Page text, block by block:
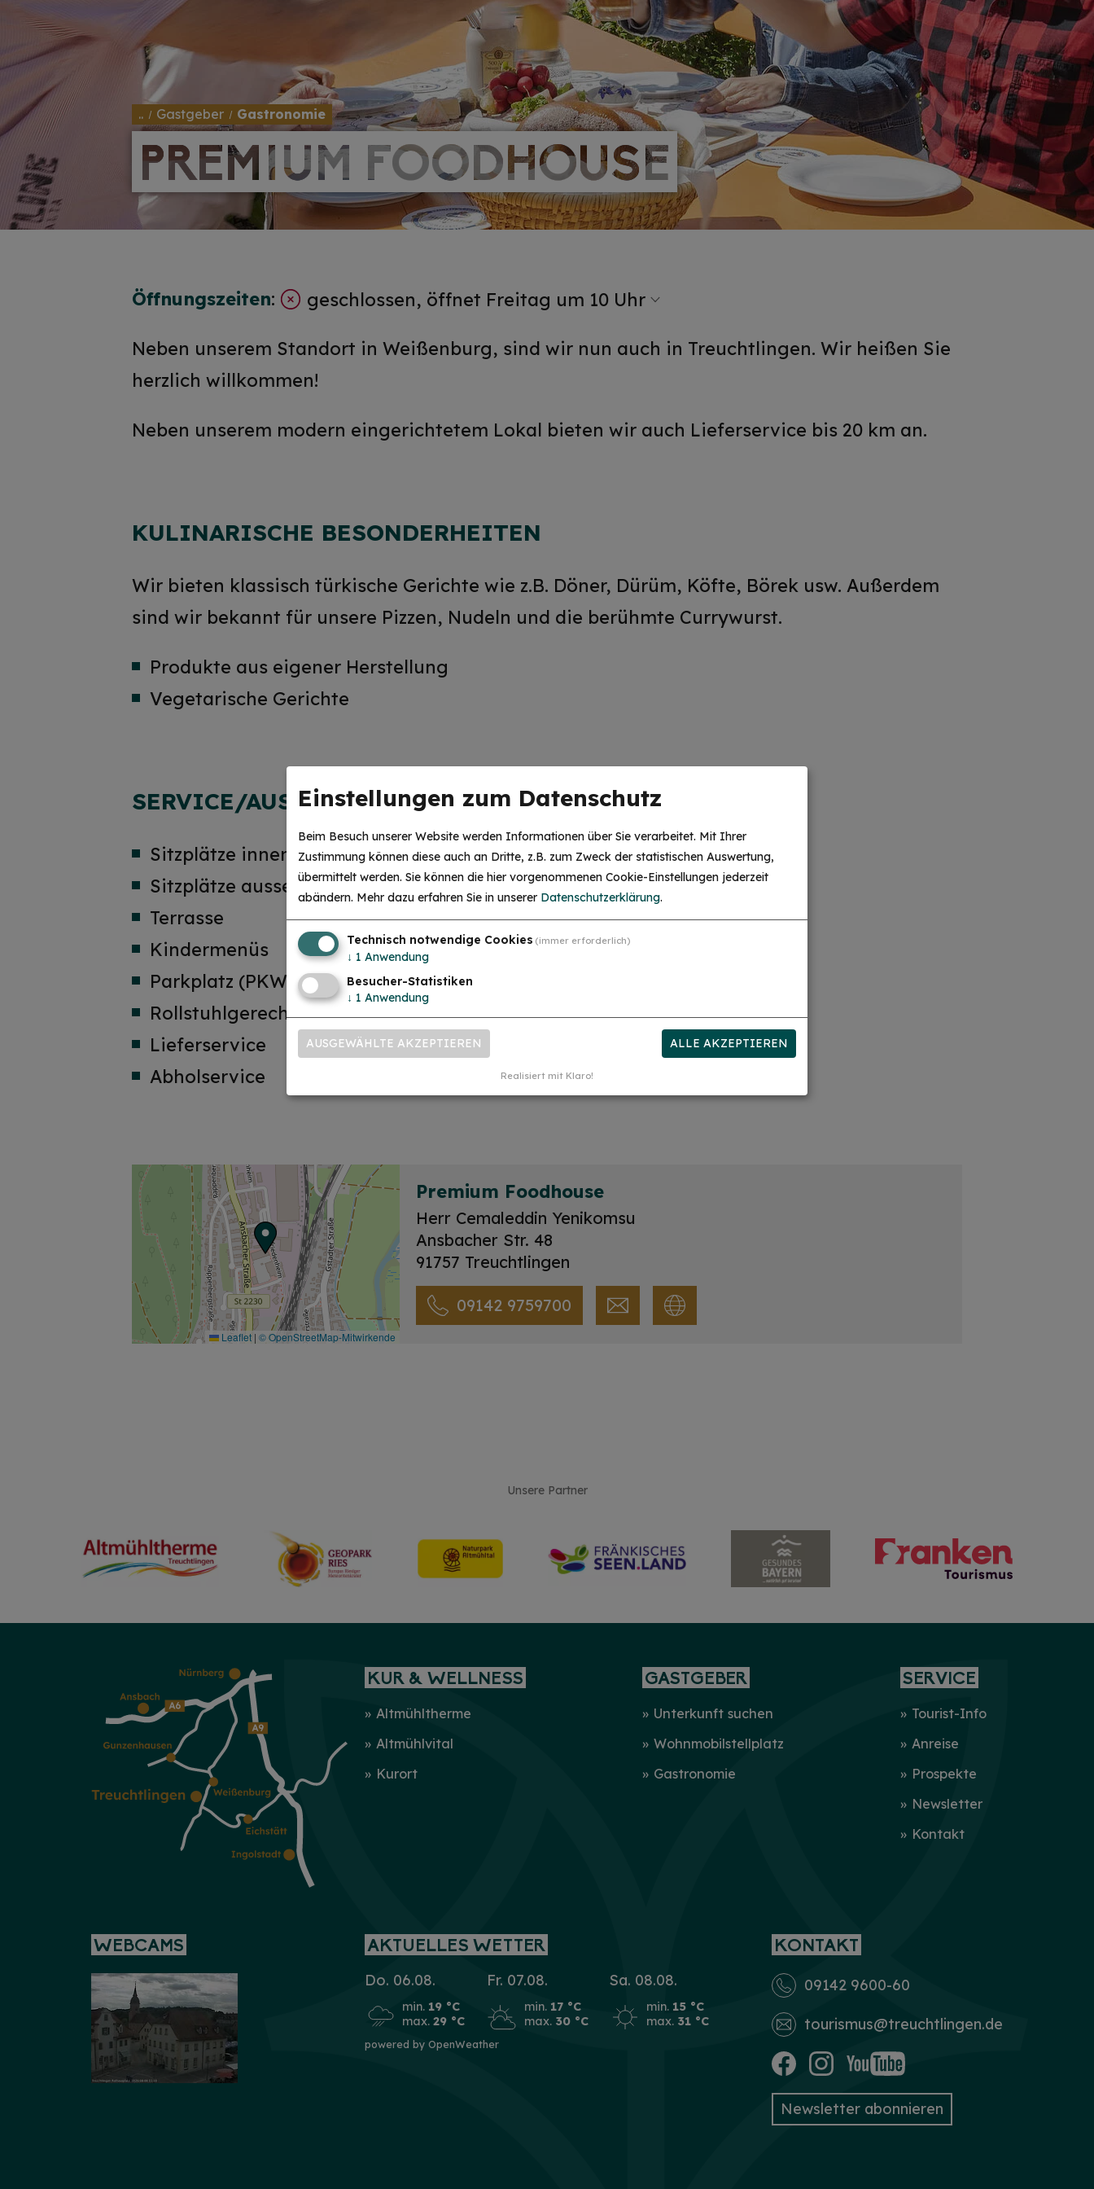
.. Gastgeber Gastronomie
PREMIUM FOODHOUSE
PREMIUM FOODHOUSE
Öffnungszeiten: geschlossen, öffnet Freitag um 10 Uhr
Neben unserem Standort in Weißenburg, sind wir nun auch in Treuchtlingen. Wir heißen Sie
herzlich willkommen!
Neben unserem modern eingerichtetem Lokal bieten wir auch Lieferservice bis 20 km an.
KULINARISCHE BESONDERHEITEN
Wir bieten klassisch türkische Gerichte wie z.B. Döner, Dürüm, Köfte, Börek usw. Außerdem
sind wir bekannt für unsere Pizzen, Nudeln und die berühmte Currywurst.
Produkte aus eigener Herstellung
Vegetarische Gerichte
SERVICE/AUSSTATTUNG
Sitzplätze innen: 20 Personen
Sitzplätze aussen: 20 Personen
Terrasse
Kindermenüs
Parkplatz (PKW) am Haus
Rollstuhlgerecht
Lieferservice
Abholservice
Leaflet | © OpenStreetMap-Mitwirkende
Premium Foodhouse
Herr Cemaleddin Yenikomsu
Ansbacher Str. 48
91757 Treuchtlingen
09142 9759700
Unsere Partner
KUR & WELLNESS
Altmühltherme
Altmühlvital
Kurort
GASTGEBER
Unterkunft suchen
Wohnmobilstellplatz
Gastronomie
SERVICE
Tourist-Info
Anreise
Prospekte
Newsletter
Kontakt
WEBCAMS AKTUELLES WETTER
Do. 06.08.
min. 19 °C
max. 29 °C
Fr. 07.08.
min. 17 °C
max. 30 °C
Sa. 08.08.
min. 15 °C
max. 31 °C
powered by OpenWeather
KONTAKT
09142 9600-60
tourismus­@treuchtlingen.de
Newsletter abonnieren
Einstellungen zum Datenschutz
Beim Besuch unserer Website werden Informationen über Sie verarbeitet. Mit Ihrer
Zustimmung können diese auch an Dritte, z.B. zum Zweck der statistischen Auswertung,
übermittelt werden. Sie können die hier vorgenommenen Cookie-Einstellungen jederzeit
abändern. Mehr dazu erfahren Sie in unserer Datenschutzerklärung.
Technisch notwendige Cookies (immer erforderlich)
↓ 1 Anwendung
Besucher-Statistiken
↓ 1 Anwendung
AUSGEWÄHLTE AKZEPTIEREN ALLE AKZEPTIEREN
Realisiert mit Klaro!